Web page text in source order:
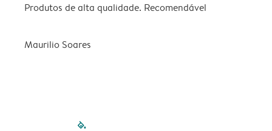
Produtos de alta qualidade. Recomendável
Maurilio Soares
filled-pagination